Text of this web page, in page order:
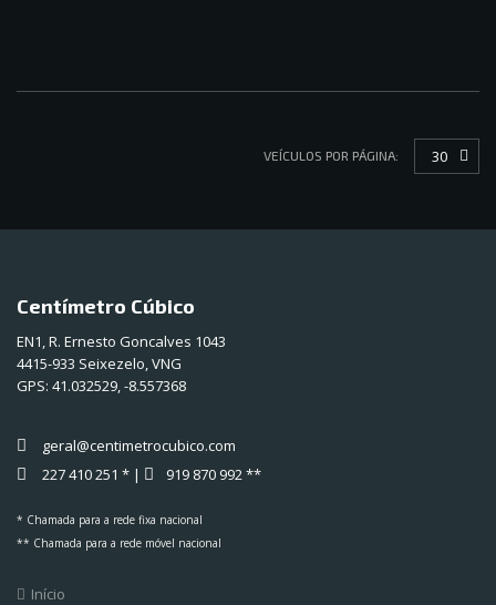
VEÍCULOS POR PÁGINA: 30
Centímetro Cúbico
EN1, R. Ernesto Goncalves 1043
4415-933 Seixezelo, VNG
GPS: 41.032529, -8.557368
geral@centimetrocubico.com
227 410 251 * |
919 870 992 **
* Chamada para a rede fixa nacional
** Chamada para a rede móvel nacional
Início